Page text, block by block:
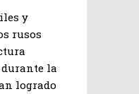
y
rusos
la
logrado